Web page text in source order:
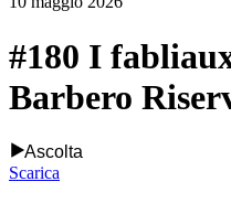
#180 I
Barbero
Ascolta
Scarica